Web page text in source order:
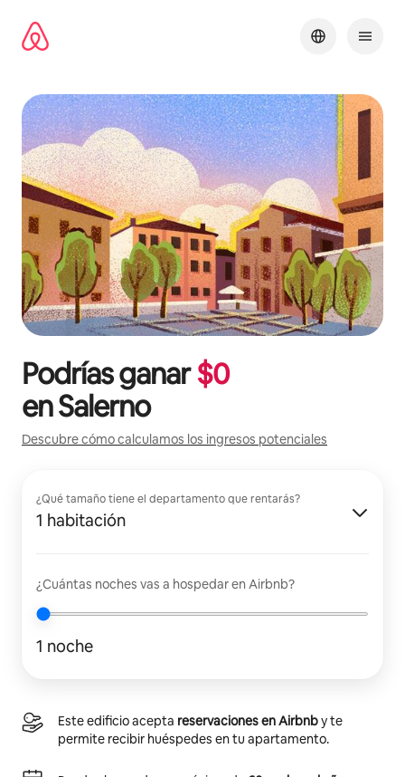
contenido
Podrías ganar$0
enSalerno
Descubre cómo calculamos los ingresos potenciales
¿Qué tamaño tiene el departamento que rentarás?
1 habitación
¿Cuántas noches vas a hospedar en Airbnb?
1 noche
Este edificio acepta reservaciones en Airbnby te
permite recibir huéspedes en tu apartamento.